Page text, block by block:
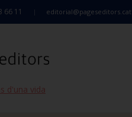
66 11 editorial@pageseditors.cat
d'una vida